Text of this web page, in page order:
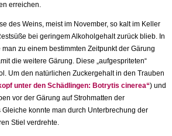
erreichen.
des Weins, meist im November, so kalt im Keller
bei geringem Alkoholgehalt zurück blieb. In
zu einem bestimmten Zeitpunkt der Gärung
die weitere Gärung. Diese „aufgespriteten“
Um den natürlichen Zuckergehalt in den Trauben
unter den Schädlingen: Botrytis cinerea“) und
vor der Gärung auf Strohmatten der
konnte man durch Unterbrechung der
Stiel verdrehte.